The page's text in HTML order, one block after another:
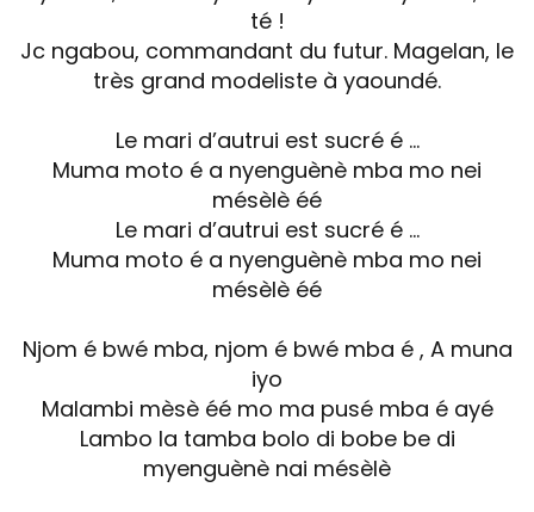
té !
Jc ngabou, commandant du futur. Magelan, le
très grand modeliste à yaoundé.
Le mari d’autrui est sucré é …
Muma moto é a nyenguènè mba mo nei
mésèlè éé
Le mari d’autrui est sucré é …
Muma moto é a nyenguènè mba mo nei
mésèlè éé
Njom é bwé mba, njom é bwé mba é , A muna
iyo
Malambi mèsè éé mo ma pusé mba é ayé
Lambo la tamba bolo di bobe be di
myenguènè nai mésèlè